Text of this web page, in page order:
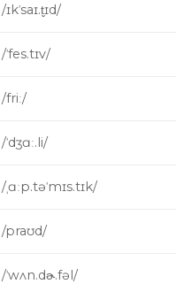
/ɪkˈsaɪ.t̬ɪd/
/ˈfes.tɪv/
/friː/
/ˈdʒɑː.li/
/ˌɑːp.təˈmɪs.tɪk/
/praʊd/
/ˈwʌn.dɚ.fəl/